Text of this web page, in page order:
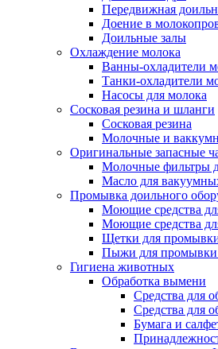
Передвижная
Доение в
Доильные залы
Охлаждение молока
Ванны-охладители
Танки-охладители
Насосы для молока
Сосковая резина и шланги
Сосковая резина
Молочные и
Оригинальные запасные
Молочные фильтры
Масло для
Промывка доильного
Моющие средства
Моющие средства
Щетки для
Пыжи для промывки
Гигиена животных
Обработка вымени
Средства для
Средства для
Бумага и